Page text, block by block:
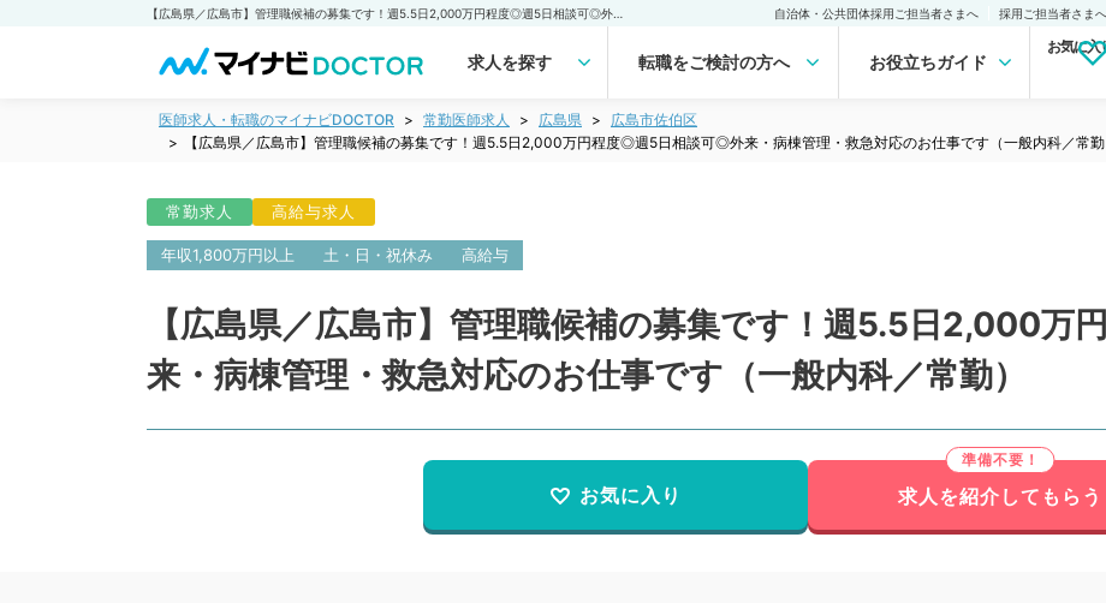
自治体・公共団体採用ご担当者さまへ 採用ご担当者さまへ
求人を探す 転職をご検討の方へ お役立ちガイド
お気に入
医師求人・転職のマイナビDOCTOR 常勤医師求人 広島県
広島市佐伯区
【広島県／広島市】管理職候補の募集です！週5.5日2,000万円程度◎週5日相談可◎外来・病棟管理・救急対応のお仕事です（一般内科／常勤
常勤求人 高給与求人
年収1,800万円以上 土・日・祝休み 高給与
【広島県／広島市】管理職候補の募集です！週5.5日2,000
来・病棟管理・救急対応のお仕事です（一般内科／常勤）
お気に入り 求人を紹介してもらう